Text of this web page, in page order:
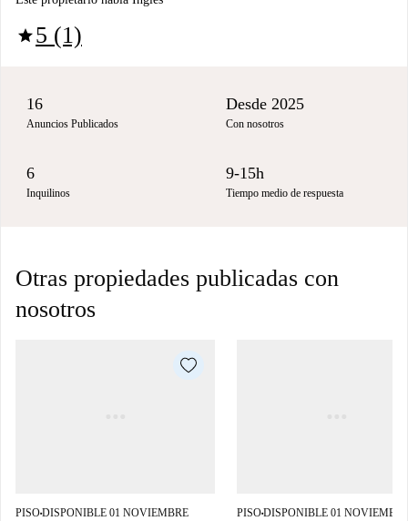
star5 (1)
16
Anuncios Publicados
Desde 2025
Con nosotros
6
Inquilinos
9-15h
Tiempo medio de respuesta
Otras propiedades publicadas con
nosotros
PISO■DISPONIBLE 01 NOVIEMBRE PISO■DISPONIBLE 01